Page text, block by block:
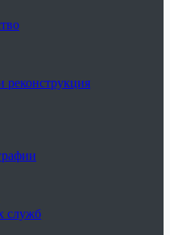
реконструкция
служб